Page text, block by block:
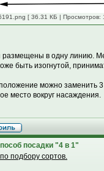
[ 36.31 КБ | Просмотров:
размещены в одну линию.
быть изогнутой,
можно заменить
место вокруг насаждения.
посадки "4 в 1"
подбору сортов.